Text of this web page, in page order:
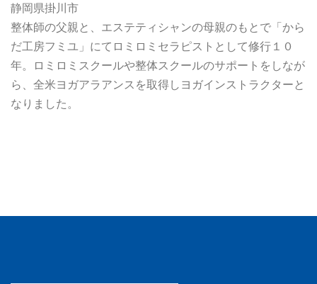
静岡県掛川市
整体師の父親と、エステティシャンの母親のもとで「から
だ工房フミユ」にてロミロミセラピストとして修行１０
年。ロミロミスクールや整体スクールのサポートをしなが
ら、全米ヨガアラアンスを取得しヨガインストラクターと
なりました。